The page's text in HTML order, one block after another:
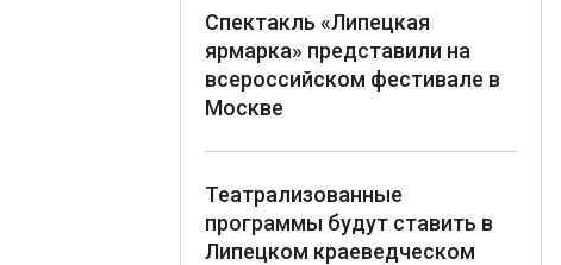
Спектакль «Липецкая
ярмарка» представили на
всероссийском фестивале в
Москве
Театрализованные
программы будут ставить в
Липецком краеведческом